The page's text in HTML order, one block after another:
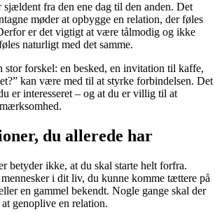
fra den ene dag til den anden. Det
møder at opbygge en relation, der føles
er det vigtigt at være tålmodig og ikke
naturligt med det samme.
stor forskel: en besked, en invitation til kaffe,
kan være med til at styrke forbindelsen. Det
er interesseret – og at du er villig til at
du allerede har
betyder ikke, at du skal starte helt forfra.
i dit liv, du kunne komme tættere på
en gammel bekendt. Nogle gange skal der
genoplive en relation.